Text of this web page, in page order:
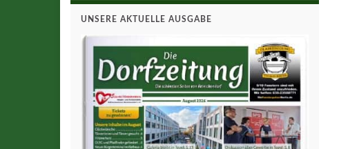
UNSERE AKTUELLE AUSGABE